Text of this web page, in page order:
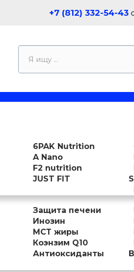
+7 (812) 332-54-43
6PAK Nutrition
A Nano
F2 nutrition
JUST FIT
Защита печени
Инозин
МСТ жиры
Коэнзим Q10
Антиоксиданты
B